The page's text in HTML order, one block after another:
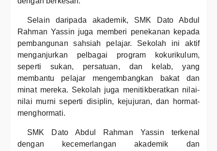
Selain daripada akademik, SMK Dato Abdul
Rahman Yassin juga memberi penekanan kepada
pembangunan sahsiah pelajar. Sekolah ini aktif
menganjurkan pelbagai program kokurikulum,
seperti sukan, persatuan, dan kelab, yang
membantu pelajar mengembangkan bakat dan
minat mereka. Sekolah juga menitikberatkan nilai-
nilai murni seperti disiplin, kejujuran, dan hormat-
menghormati.
SMK Dato Abdul Rahman Yassin terkenal
dengan kecemerlangan akademik dan